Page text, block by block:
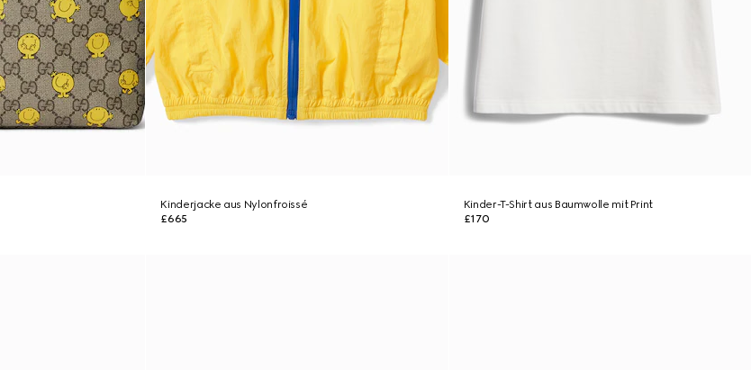
Kinderjacke aus Nylonfroissé
£665
Kinder-T-Shirt aus Baumwolle mit Print
£170